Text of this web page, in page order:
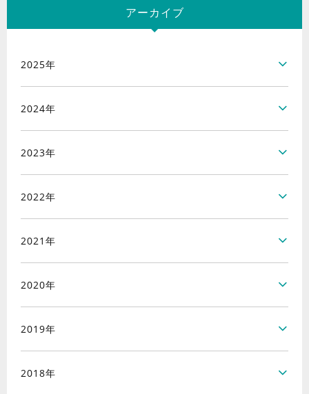
アーカイブ
2025年
2024年
2023年
2022年
2021年
2020年
2019年
2018年